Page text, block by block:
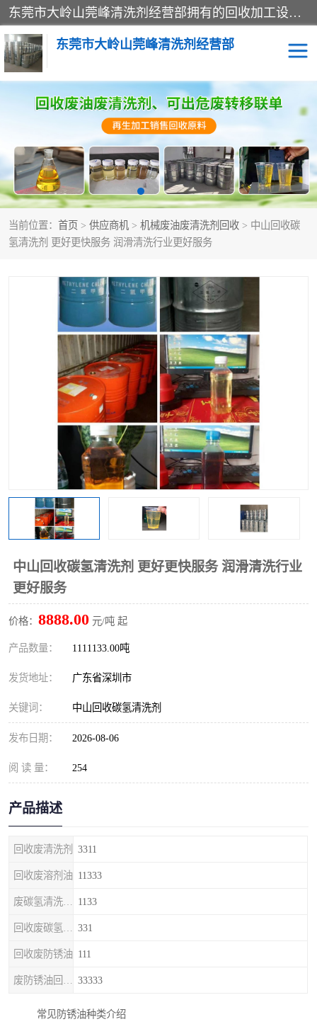
东莞市大岭山莞峰清洗剂经营部拥有的回收加工设备，大量废油回收、废清洗剂回收、废溶剂油回收、机械废油废清洗剂回收、废碳氢回收、碳氢液压油回收、碳氢二氯回收等废清洗剂处理；我们只是提供废旧化工原料的循环使用存放点，执行正规的存放，有正规的回收资质处理。同时我们公司批发零售回收级清洗剂，脱模油再生基础油，质量保证。
东莞市大岭山莞峰清洗剂经营部
当前位置： 首页 > 供应商机 > 机械废油废清洗剂回收 > 中山回收碳
氢清洗剂 更好更快服务 润滑清洗行业更好服务
中山回收碳氢清洗剂 更好更快服务 润滑清洗行业
更好服务
价格： 8888.00 元/吨 起
产品数量： 1111133.00吨
发货地址： 广东省深圳市
关键词： 中山回收碳氢清洗剂
发布日期： 2026-08-06
阅 读 量： 254
产品描述
回收废清洗剂 3311
回收废溶剂油 11333
1133
331
回收废防锈油 111
33333
常见防锈油种类介绍
废清洗剂回收
废溶剂油回收 机械废油废清洗剂回收
废碳氢回收 碳氢液压油回收
碳氢二氯回收 回收废三四氯乙烯
回收废白电油 回收废四氯乙烯
回收废清洗剂 上门回收废清洗剂